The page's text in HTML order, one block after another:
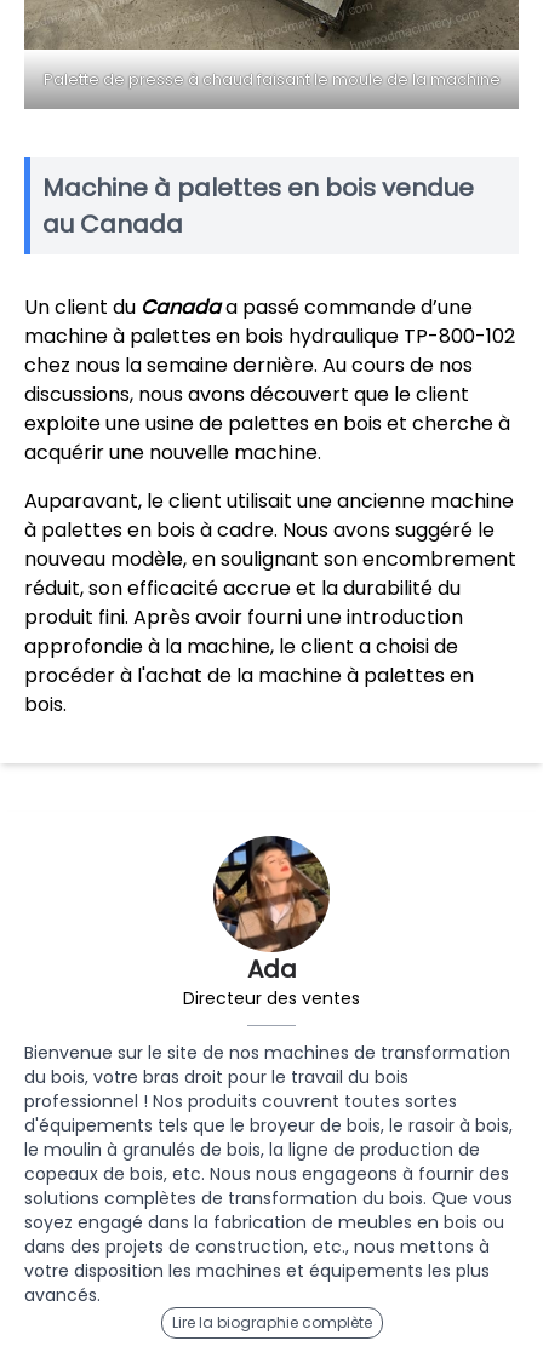
Palette de presse à chaud faisant le moule de la machine
Machine à palettes en bois vendue
au Canada
Un client du Canadaa passé commande d’une
machine à palettes en bois hydraulique TP-800-102
chez nous la semaine dernière. Au cours de nos
discussions, nous avons découvert que le client
exploite une usine de palettes en bois et cherche à
acquérir une nouvelle machine.
Auparavant, le client utilisait une ancienne machine
à palettes en bois à cadre. Nous avons suggéré le
nouveau modèle, en soulignant son encombrement
réduit, son efficacité accrue et la durabilité du
produit fini. Après avoir fourni une introduction
approfondie à la machine, le client a choisi de
procéder à l'achat de la machine à palettes en
bois.
Ada
Directeur des ventes
Bienvenue sur le site de nos machines de transformation
du bois, votre bras droit pour le travail du bois
professionnel ! Nos produits couvrent toutes sortes
d'équipements tels que le broyeur de bois, le rasoir à bois,
le moulin à granulés de bois, la ligne de production de
copeaux de bois, etc. Nous nous engageons à fournir des
solutions complètes de transformation du bois. Que vous
soyez engagé dans la fabrication de meubles en bois ou
dans des projets de construction, etc., nous mettons à
votre disposition les machines et équipements les plus
avancés.
Lire la biographie complète